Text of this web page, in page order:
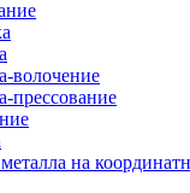
волочение
прессование
на